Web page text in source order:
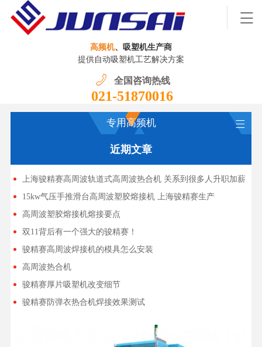
高频机、吸塑机生产商
提供自动吸塑机工艺解决方案
全国咨询热线
021-51870016
专用高频机
近期文章
上海骏精赛高周波轨道式高周波热合机 关系到很多人升职加薪
15kw气压手推滑台高周波塑胶熔接机 上海骏精赛生产
高周波塑胶熔接机熔接要点
双11背后有一个强大的骏精赛！
骏精赛高周波焊接机的模具怎么安装
高周波热合机
骏精赛厚片吸塑机改变细节
骏精赛防弹衣热合机焊接效果测试